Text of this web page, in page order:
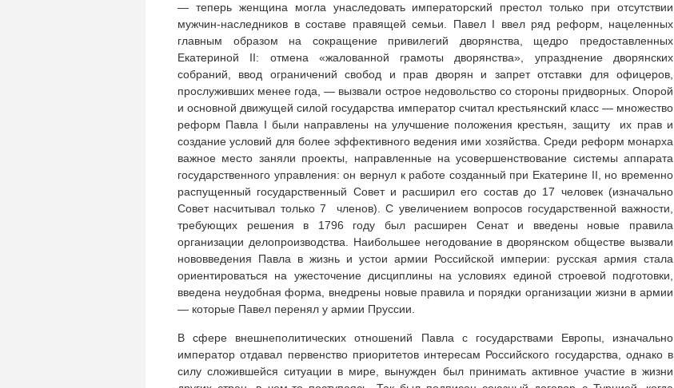
— теперь женщина могла унаследовать императорский престол только при отсутствии
мужчин-наследников в составе правящей семьи. Павел I ввел ряд реформ, нацеленных
главным образом на сокращение привилегий дворянства, щедро предоставленных
Екатериной II: отмена «жалованной грамоты дворянства», упразднение дворянских
собраний, ввод ограничений свобод и прав дворян и запрет отставки для офицеров,
прослуживших менее года, — вызвали острое недовольство со стороны придворных. Опорой
и основной движущей силой государства император считал крестьянский класс — множество
реформ Павла I были направлены на улучшение положения крестьян, защиту их прав и
создание условий для более эффективного ведения ими хозяйства. Среди реформ монарха
важное место заняли проекты, направленные на усовершенствование системы аппарата
государственного управления: он вернул к работе созданный при Екатерине II, но временно
распущенный государственный Совет и расширил его состав до 17 человек (изначально
Совет насчитывал только 7 членов). С увеличением вопросов государственной важности,
требующих решения в 1796 году был расширен Сенат и введены новые правила
организации делопроизводства. Наибольшее негодование в дворянском обществе вызвали
нововведения Павла в жизнь и устои армии Российской империи: русская армия стала
ориентироваться на ужесточение дисциплины на условиях единой строевой подготовки,
введена неудобная форма, внедрены новые правила и порядки организации жизни в армии
— которые Павел перенял у армии Пруссии.
В сфере внешнеполитических отношений Павла с государствами Европы, изначально
император отдавал первенство приоритетов интересам Российского государства, однако в
силу сложившейся ситуации в мире, вынужден был принимать активное участие в жизни